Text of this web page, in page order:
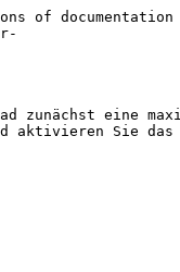
of
zunächst eine
aktivieren Sie das